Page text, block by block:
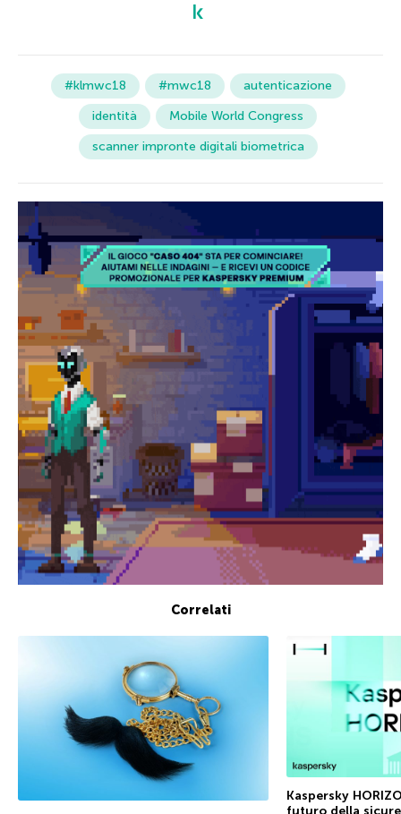
#klmwc18 #mwc18
autenticazione
identità
Mobile World Congress
scanner impronte digitali biometrica
Correlati
Kaspersky
futuro della